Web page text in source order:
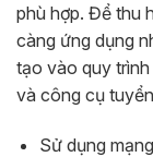
phù hợp. Để thu
càng ứng dụng
tạo vào quy
và công cụ
Sử dụng